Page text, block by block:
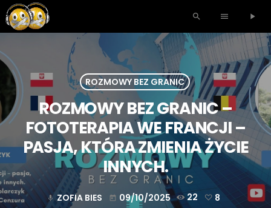
search menu play_arrow
ROZMOWY BEZ GRANIC
ROZMOWY BEZ GRANIC –
FOTOTERAPIA WE FRANCJI –
PASJA, KTÓRA ZMIENIA ŻYCIE
INNYCH.
mic ZOFIA BIES today 09/10/2025 22 8